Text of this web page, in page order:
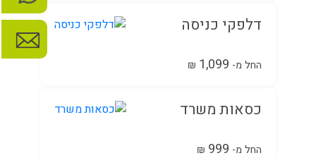
דלפקי כניסה
החל מ- ₪
כסאות משרד
החל מ- ₪